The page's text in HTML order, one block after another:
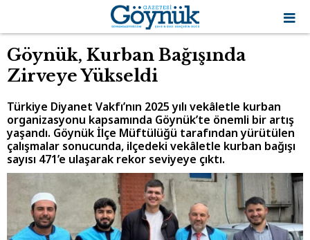
Göynük, Kurban Bağışında
Zirveye Yükseldi
Türkiye Diyanet Vakfı’nın 2025 yılı vekâletle kurban
organizasyonu kapsamında Göynük’te önemli bir artış
yaşandı. Göynük İlçe Müftülüğü tarafından yürütülen
çalışmalar sonucunda, ilçedeki vekâletle kurban bağışı
sayısı 471’e ulaşarak rekor seviyeye çıktı.